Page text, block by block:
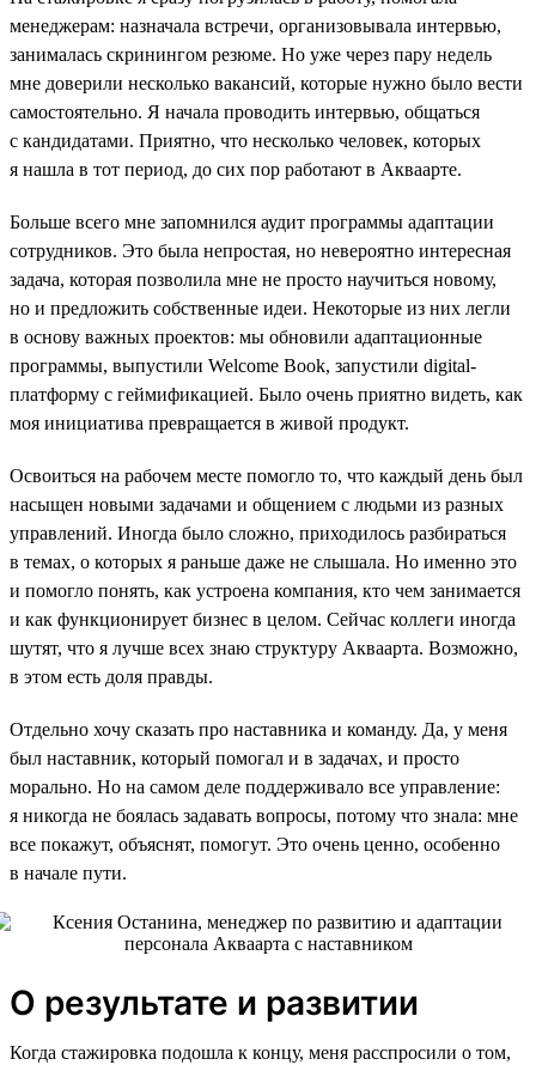
менеджерам: назначала встречи, организовывала интервью,
занималась скринингом резюме. Но уже через пару недель
мне доверили несколько вакансий, которые нужно было вести
самостоятельно. Я начала проводить интервью, общаться
с кандидатами. Приятно, что несколько человек, которых
я нашла в тот период, до сих пор работают в Акваарте.
Больше всего мне запомнился аудит программы адаптации
сотрудников. Это была непростая, но невероятно интересная
задача, которая позволила мне не просто научиться новому,
но и предложить собственные идеи. Некоторые из них легли
в основу важных проектов: мы обновили адаптационные
программы, выпустили Welcome Book, запустили digital-
платформу с геймификацией. Было очень приятно видеть, как
моя инициатива превращается в живой продукт.
Освоиться на рабочем месте помогло то, что каждый день был
насыщен новыми задачами и общением с людьми из разных
управлений. Иногда было сложно, приходилось разбираться
в темах, о которых я раньше даже не слышала. Но именно это
и помогло понять, как устроена компания, кто чем занимается
и как функционирует бизнес в целом. Сейчас коллеги иногда
шутят, что я лучше всех знаю структуру Акваарта. Возможно,
в этом есть доля правды.
Отдельно хочу сказать про наставника и команду. Да, у меня
был наставник, который помогал и в задачах, и просто
морально. Но на самом деле поддерживало все управление:
я никогда не боялась задавать вопросы, потому что знала: мне
все покажут, объяснят, помогут. Это очень ценно, особенно
в начале пути.
О результате и развитии
Когда стажировка подошла к концу, меня расспросили о том,